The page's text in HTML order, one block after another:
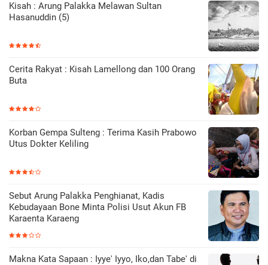
Kisah : Arung Palakka Melawan Sultan
Hasanuddin (5)
Cerita Rakyat : Kisah Lamellong dan 100 Orang
Buta
Korban Gempa Sulteng : Terima Kasih Prabowo
Utus Dokter Keliling
Sebut Arung Palakka Penghianat, Kadis
Kebudayaan Bone Minta Polisi Usut Akun FB
Karaenta Karaeng
Makna Kata Sapaan : Iyye' Iyyo, Iko,dan Tabe' di